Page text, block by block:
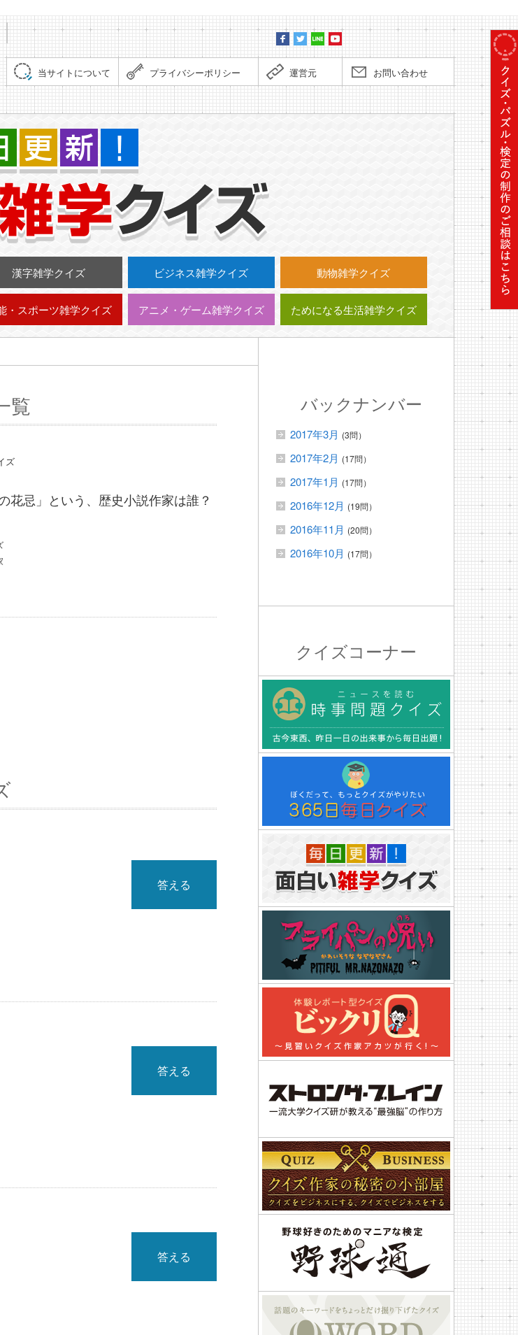
当サイトについて プライバシーポリシー 運営元 お問い合わせ
毎日
漢字雑学クイズ ビジネス雑学クイズ 動物雑学クイズ
・スポーツ雑学クイズ アニメ・ゲーム雑学クイズ ためになる生活雑学クイズ
覧
ズ
花忌」という、歴史小説作家は誰？
答える
答える
答える
バックナンバー
2017年3月 (3問）
2017年2月 (17問）
2017年1月 (17問）
2016年12月 (19問）
2016年11月 (20問）
2016年10月 (17問）
クイズコーナー